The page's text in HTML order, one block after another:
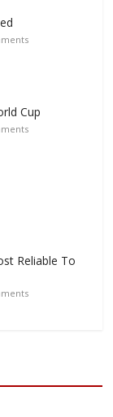
Cup
Reliable To